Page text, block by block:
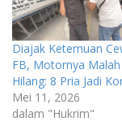
Diajak Ketemuan
FB, Motornya Malah
Hilang: 8 Pria Jadi
Mei 11, 2026
dalam "Hukrim"